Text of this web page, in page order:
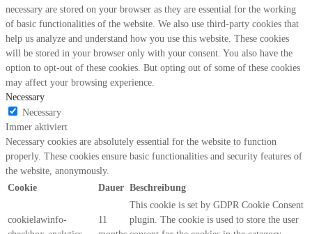
necessary are stored on your browser as they are essential for the working
of basic functionalities of the website. We also use third-party cookies that
help us analyze and understand how you use this website. These cookies
will be stored in your browser only with your consent. You also have the
option to opt-out of these cookies. But opting out of some of these cookies
may affect your browsing experience.
Necessary
Necessary
Immer aktiviert
Necessary cookies are absolutely essential for the website to function
properly. These cookies ensure basic functionalities and security features of
the website, anonymously.
Cookie
Dauer Beschreibung
cookielawinfo-
11
This cookie is set by GDPR Cookie Consent
plugin. The cookie is used to store the user